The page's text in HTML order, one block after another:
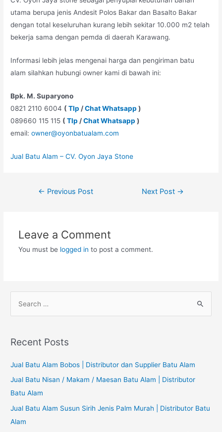
utama berupa jenis Andesit Polos Bakar dan Basalto Bakar
dengan total keseluruhan kurang lebih sekitar 10.000 m2 telah
bekerja sama dengan pemda di daerah Karawang.
Informasi lebih jelas mengenai harga dan pengiriman batu
alam silahkan hubungi owner kami di bawah ini:
Bpk. M. Suparyono
0821 2110 6004 (Tlp /Chat Whatsapp )
089660 115 115 (Tlp /Chat Whatsapp )
email:owner@oyonbatualam.com
Jual Batu Alam – CV. Oyon Jaya Stone
Post← Previous Post Next Post →
Leave a Comment
You must be logged in to post a comment.
r
h
o
:
Recent Posts
Jual Batu Alam Bobos | Distributor dan Supplier Batu Alam
Jual Batu Nisan / Makam / Maesan Batu Alam | Distributor
Batu Alam
Jual Batu Alam Susun Sirih Jenis Palm Murah | Distributor Batu
Alam